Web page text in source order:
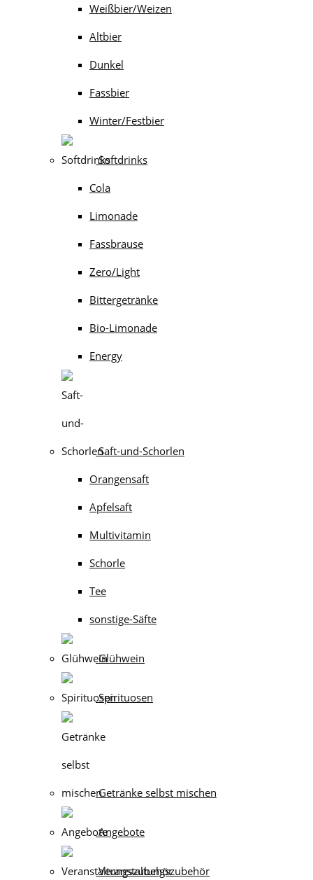
Weißbier/Weizen
Altbier
Dunkel
Fassbier
Winter/Festbier
Softdrinks
Cola
Limonade
Fassbrause
Zero/Light
Bittergetränke
Bio-Limonade
Energy
Saft-und-Schorlen
Orangensaft
Apfelsaft
Multivitamin
Schorle
Tee
sonstige-Säfte
Glühwein
Spirituosen
Getränke selbst mischen
Angebote
Veranstaltungszubehör